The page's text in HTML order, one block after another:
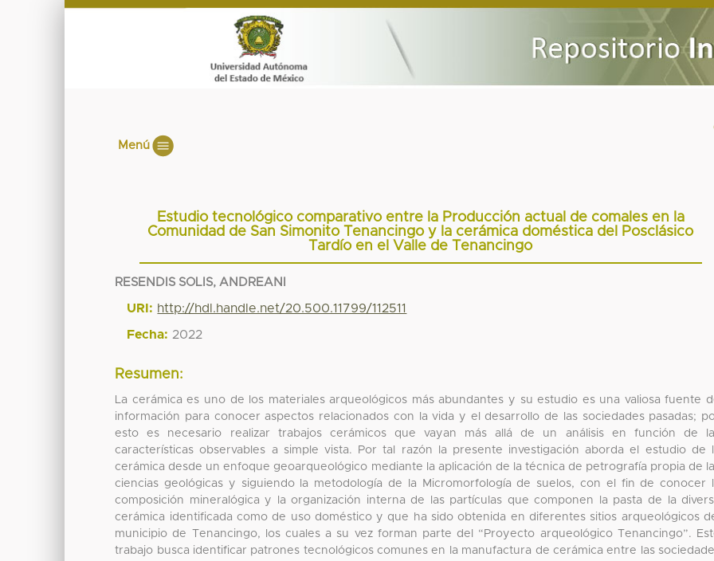
Menú
Estudio tecnológico comparativo entre la Producción actual de comales en la
Comunidad de San Simonito Tenancingo y la cerámica doméstica del Posclásico
Tardío en el Valle de Tenancingo
RESENDIS SOLIS, ANDREANI
URI: http://hdl.handle.net/20.500.11799/112511
Fecha: 2022
Resumen:
La cerámica es uno de los materiales arqueológicos más abundantes y su estudio es una valiosa fuente
información para conocer aspectos relacionados con la vida y el desarrollo de las sociedades pasadas;
esto es necesario realizar trabajos cerámicos que vayan más allá de un análisis en función de
características observables a simple vista. Por tal razón la presente investigación aborda el estudio de
cerámica desde un enfoque geoarqueológico mediante la aplicación de la técnica de petrografía propia de
ciencias geológicas y siguiendo la metodología de la Micromorfología de suelos, con el fin de conocer
composición mineralógica y la organización interna de las partículas que componen la pasta de la
cerámica identificada como de uso doméstico y que ha sido obtenida en diferentes sitios arqueológicos
municipio de Tenancingo, los cuales a su vez forman parte del “Proyecto arqueológico Tenancingo”.
trabajo busca identificar patrones tecnológicos comunes en la manufactura de cerámica entre las